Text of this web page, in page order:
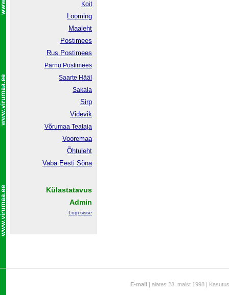
Koit
Looming
Maaleht
Postimees
Rus.Postimees
Pärnu Postimees
Saarte Hääl
Sakala
Sirp
Videvik
Võrumaa Teataja
Vooremaa
Õhtuleht
Vaba Eesti Sõna
Külastatavus
Admin
Logi sisse
E-mail | alates 28. maist 1998 |